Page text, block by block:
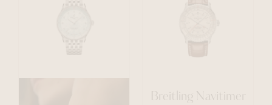
Breitling Navitimer